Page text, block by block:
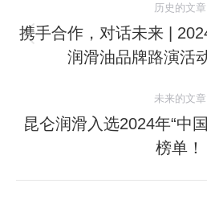
章
历史的文章
史
章：
携手合作，对话未来 |
润滑油品牌路演活
未来的文章
未
来
的
昆仑润滑入选2024年“中
榜单！